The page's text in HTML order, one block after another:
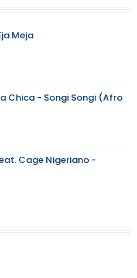
Meja
Chica - Songi Songi (Afro
Cage Nigeriano -